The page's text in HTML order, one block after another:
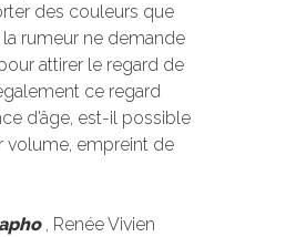
des couleurs que
rumeur ne demande
attirer le regard de
ce regard
d’âge, est-il possible
volume, empreint de
, Renée Vivien